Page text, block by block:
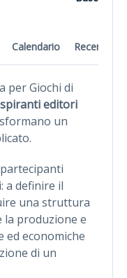
Calendario Recensioni
per Giochi di
editori
un
a definire il
una struttura
la produzione e
ed economiche
di un